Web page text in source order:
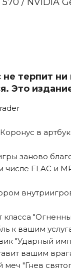
терпит
Это
в
заново
FLAC и
класса
к вашим
"Ударный
вашим
"Гнев